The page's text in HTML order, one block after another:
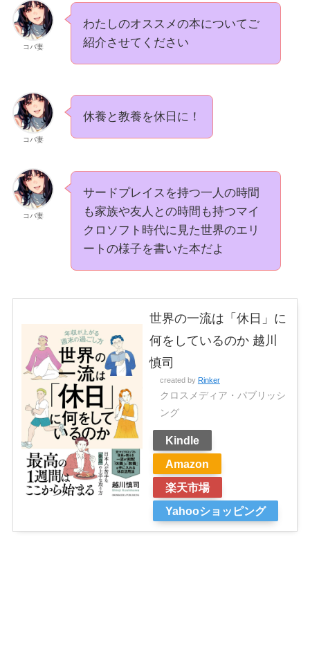
コバ妻
わたしのオススメの本についてご
紹介させてください
コバ妻
休養と教養を休日に！
コバ妻
サードプレイスを持つ一人の時間
も家族や友人との時間も持つマイ
クロソフト時代に見た世界のエリ
ートの様子を書いた本だよ
世界の一流は「休日」に
何をしているのか 越川
慎司
created by Rinker
クロスメディア・パブリッシ
ング
Kindle
Amazon
楽天市場
Yahooショッピング